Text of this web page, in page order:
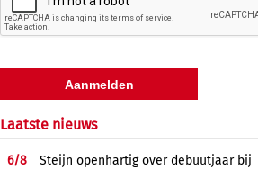
Laatste nieuws
6/8
Steijn openhartig over debuutjaar bij